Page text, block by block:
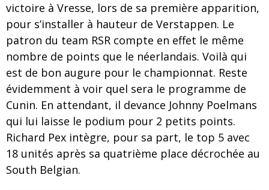
victoire à Vresse, lors de sa première apparition,
pour s’installer à hauteur de Verstappen. Le
patron du team RSR compte en effet le même
nombre de points que le néerlandais. Voilà qui
est de bon augure pour le championnat. Reste
évidemment à voir quel sera le programme de
Cunin. En attendant, il devance Johnny Poelmans
qui lui laisse le podium pour 2 petits points.
Richard Pex intègre, pour sa part, le top 5 avec
18 unités après sa quatrième place décrochée au
South Belgian.